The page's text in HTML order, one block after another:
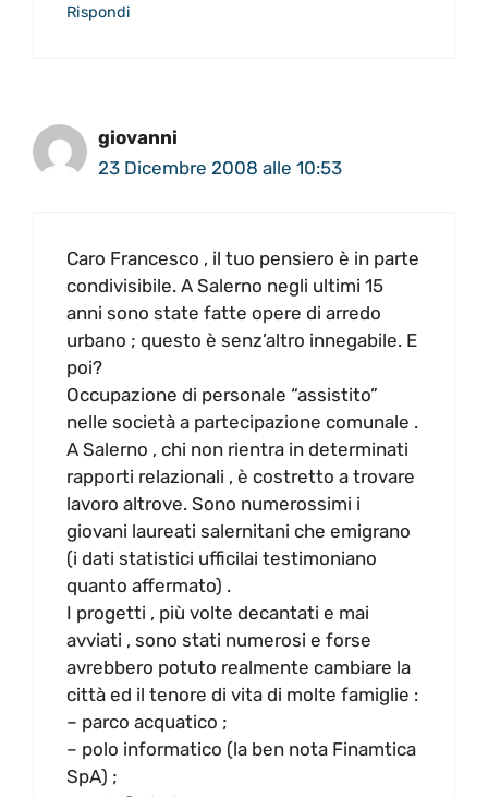
Rispondi
giovanni
23 Dicembre 2008 alle 10:53
Caro Francesco , il tuo pensiero è in parte
condivisibile. A Salerno negli ultimi 15
anni sono state fatte opere di arredo
urbano ; questo è senz’altro innegabile. E
poi?
Occupazione di personale “assistito”
nelle società a partecipazione comunale .
A Salerno , chi non rientra in determinati
rapporti relazionali , è costretto a trovare
lavoro altrove. Sono numerossimi i
giovani laureati salernitani che emigrano
(i dati statistici ufficilai testimoniano
quanto affermato) .
I progetti , più volte decantati e mai
avviati , sono stati numerosi e forse
avrebbero potuto realmente cambiare la
città ed il tenore di vita di molte famiglie :
– parco acquatico ;
– polo informatico (la ben nota Finamtica
SpA) ;